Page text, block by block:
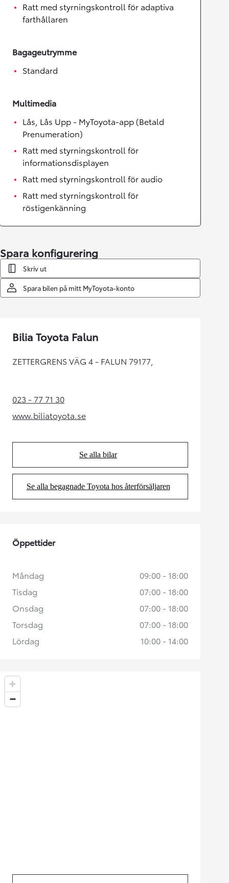
Ratt med styrningskontroll för adaptiva
farthållaren
Bagageutrymme
Standard
Multimedia
Lås, Lås Upp - MyToyota-app (Betald
Prenumeration)
Ratt med styrningskontroll för
informationsdisplayen
Ratt med styrningskontroll för audio
Ratt med styrningskontroll för
röstigenkänning
Spara konfigurering
Skriv ut
Spara bilen på mitt MyToyota-konto
Bilia Toyota Falun
ZETTERGRENS VÄG 4 - FALUN 79177,
023 - 77 71 30(Opens in new tab)
www.biliatoyota.se
(Opens in new tab)
Se alla bilar
(Opens in new tab)
Se alla begagnade Toyota hos återförsäljaren
(Opens in new tab)
Öppettider
Måndag
09:00 - 18:00
Tisdag
07:00 - 18:00
Onsdag
07:00 - 18:00
Torsdag
07:00 - 18:00
Lördag
10:00 - 14:00